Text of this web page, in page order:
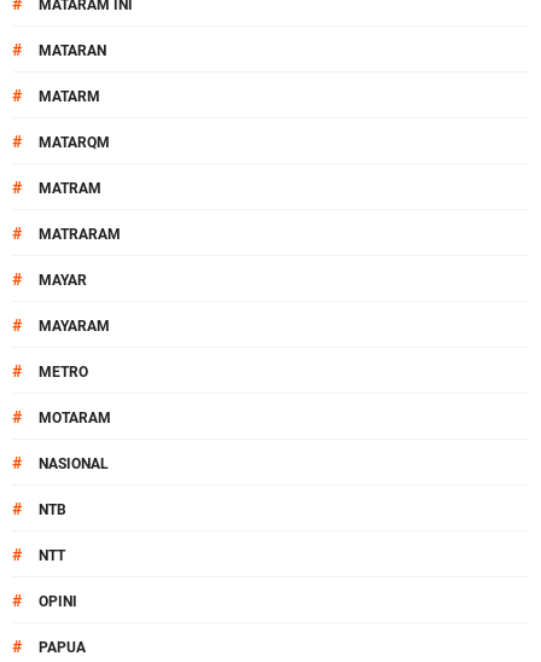
MATARAM INI
# MATARAN
# MATARM
# MATARQM
# MATRAM
# MATRARAM
# MAYAR
# MAYARAM
# METRO
# MOTARAM
# NASIONAL
# NTB
# NTT
# OPINI
# PAPUA